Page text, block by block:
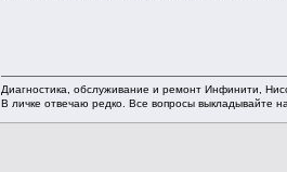
Диагностика, обслуживание и ремонт Инфинити,
В личке отвечаю редко. Все вопросы выкладывайте